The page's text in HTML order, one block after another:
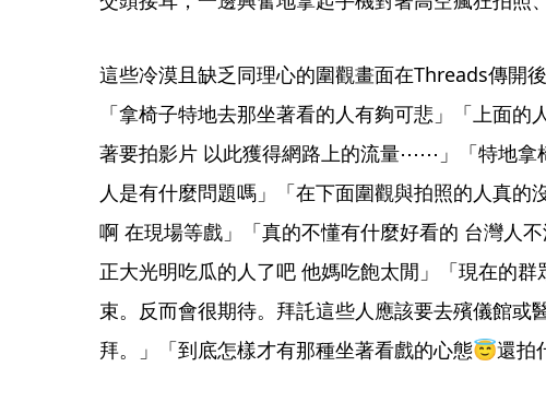
這些冷漠且缺乏同理心的圍觀畫面在Threads傳開
「拿椅子特地去那坐著看的人有夠可悲」「上面的
著要拍影片 以此獲得網路上的流量⋯⋯」「特地拿
人是有什麼問題嗎」「在下面圍觀與拍照的人真的
啊 在現場等戲」「真的不懂有什麼好看的 台灣人
正大光明吃瓜的人了吧 他媽吃飽太閒」「現在的
束。反而會很期待。拜託這些人應該要去殯儀館或
拜。」「到底怎樣才有那種坐著看戲的心態😇還拍